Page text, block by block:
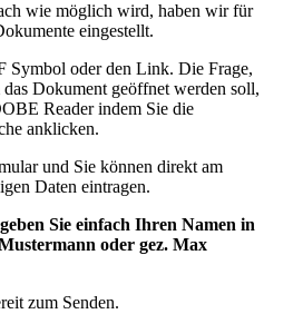
wie möglich wird, haben wir für
eingestellt.
Symbol oder den Link. Die Frage,
Dokument geöffnet werden soll,
Reader indem Sie die
anklicken.
und Sie können direkt am
Daten eintragen.
Sie einfach Ihren Namen in
oder gez. Max
zum Senden.